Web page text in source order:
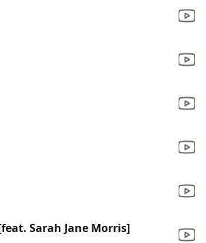
Sarah Jane Morris]